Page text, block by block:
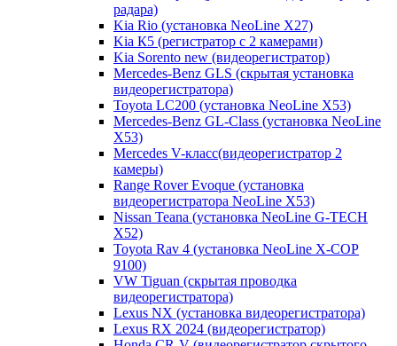
радара)
Kia Rio (установка NeoLine X27)
Kia К5 (регистратор с 2 камерами)
Kia Sorento new (видеорегистратор)
Mercedes-Benz GLS (скрытая установка
видеорегистратора)
Toyota LC200 (установка NeoLine X53)
Mercedes-Benz GL-Class (установка NeoLine
X53)
Mercedes V-класс(видеорегистратор 2
камеры)
Range Rover Evoque (установка
видеорегистратора NeoLine X53)
Nissan Teana (установка NeoLine G-TECH
X52)
Toyota Rav 4 (установка NeoLine X-COP
9100)
VW Tiguan (скрытая проводка
видеорегистратора)
Lexus NX (установка видеорегистратора)
Lexus RX 2024 (видеорегистратор)